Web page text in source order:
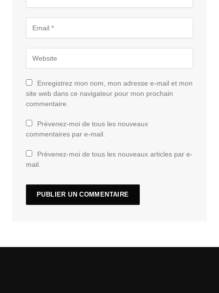
Enregistrez mon nom, mon adresse e-mail et mon
site web dans ce navigateur pour mon prochain
commentaire.
Prévenez-moi de tous les nouveaux
commentaires par e-mail.
Prévenez-moi de tous les nouveaux articles par e-
mail.